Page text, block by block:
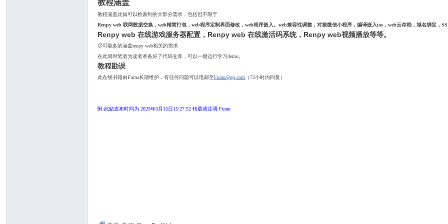
教程涵盖
教程涵盖比如可以检索到的大部分需求，包括但不限于
Renpy web 联网数据交换，web精简打包，web程序定制界面修改，web程序嵌入。web兼容性调整，对接微信小程序，编译嵌入ios，web云存档，域名绑定，
Renpy web 在线游戏服务器配置， Renpy web 在线激活码系统， Renpy web视频播放等等。
尽可能多的涵盖renpy web相关的需求
在此同时笔者为读者准备好了代码仓库，可以一键运行学习demo。
教程勘误
此在线书籍由Furau长期维护，有任何问题可以电邮至Furau@qq.com （72小时内回复）
附:此贴发布时间为 2025年3月15日15:27:52 转载请注明 Furau